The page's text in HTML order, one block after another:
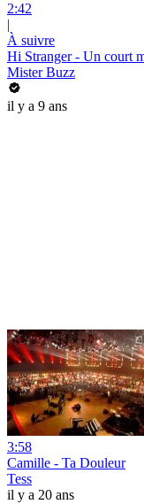
2:42
|
À suivre
Hi Stranger - Un court
Mister Buzz
il y a 9 ans
3:58
Camille - Ta Douleur
Tess
il y a 20 ans